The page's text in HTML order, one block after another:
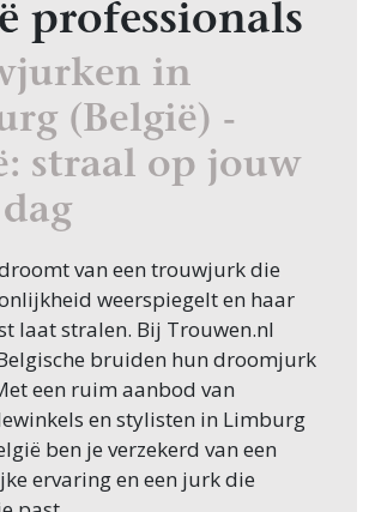
professionals
in
(België) -
straal op jouw
van een trouwjurk die
weerspiegelt en haar
laat stralen. Bij Trouwen.nl
bruiden hun droomjurk
een ruim aanbod van
en stylisten in Limburg
ben je verzekerd van een
ervaring en een jurk die